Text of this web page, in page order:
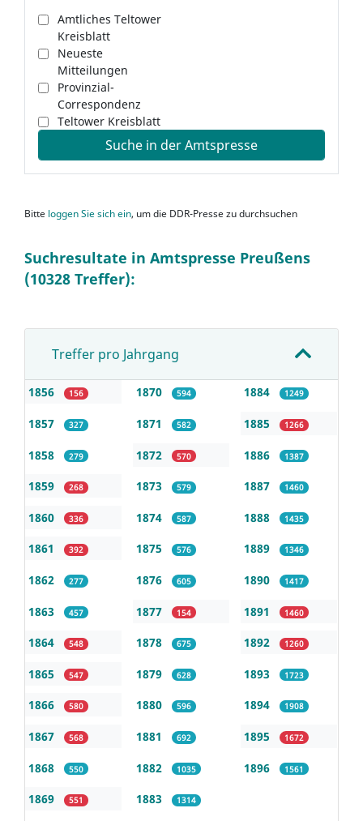
Amtliches Teltower
Kreisblatt
Neueste
Mitteilungen
Provinzial-
Correspondenz
Teltower Kreisblatt
Suche in der Amtspresse
Bitte loggen Sie sich ein, um die DDR-Presse zu durchsuchen
Suchresultate in Amtspresse Preußens
(10328 Treffer):
Treffer pro Jahrgang
1856 156
1857 327
1858 279
1859 268
1860 336
1861 392
1862 277
1863 457
1864 548
1865 547
1866 580
1867 568
1868 550
1869 551
1870 594
1871 582
1872 570
1873 579
1874 587
1875 576
1876 605
1877 154
1878 675
1879 628
1880 596
1881 692
1882 1035
1883 1314
1884 1249
1885 1266
1886 1387
1887 1460
1888 1435
1889 1346
1890 1417
1891 1460
1892 1260
1893 1723
1894 1908
1895 1672
1896 1561